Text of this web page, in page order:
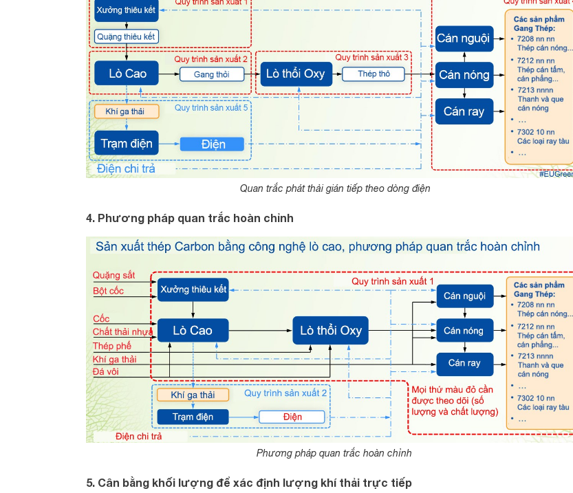
Quan trắc phát thải gián tiếp theo dòng điện
4. Phương pháp quan trắc hoàn chỉnh
Phương pháp quan trắc hoàn chỉnh
5. Cân bằng khối lượng để xác định lượng khí thải trực tiếp